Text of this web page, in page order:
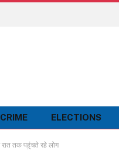
CRIME ELECTIONS
तक पहुंचते रहे लोग